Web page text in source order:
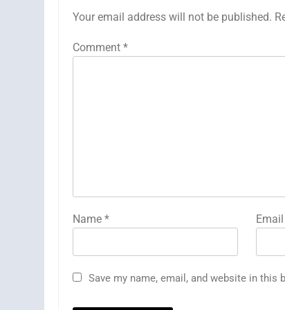
Your email address will not be published.
Comment *
Name *
Save my name, email, and website in